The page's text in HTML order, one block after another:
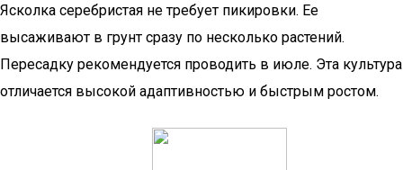
Ясколка серебристая не требует пикировки. Ее
высаживают в грунт сразу по несколько растений.
Пересадку рекомендуется проводить в июле. Эта культура
отличается высокой адаптивностью и быстрым ростом.